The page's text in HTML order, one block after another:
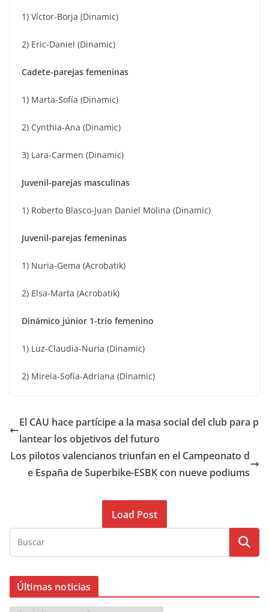
1) Víctor-Borja (Dinamic)
2) Eric-Daniel (Dinamic)
Cadete-parejas femeninas
1) Marta-Sofía (Dinamic)
2) Cynthia-Ana (Dinamic)
3) Lara-Carmen (Dinamic)
Juvenil-parejas masculinas
1) Roberto Blasco-Juan Daniel Molina (Dinamic)
Juvenil-parejas femeninas
1) Nuria-Gema (Acrobatik)
2) Elsa-Marta (Acrobatik)
Dinámico júnior 1-trío femenino
1) Luz-Claudia-Nuria (Dinamic)
2) Mireia-Sofía-Adriana (Dinamic)
El CAU hace partícipe a la masa social del club para p
lantear los objetivos del futuro
Los pilotos valencianos triunfan en el Campeonato d
e España de Superbike-ESBK con nueve podiums
Load Post
Últimas noticias